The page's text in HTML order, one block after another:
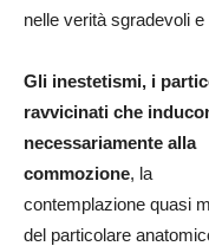
nelle verità sgradevoli
Gli inestetismi, i
ravvicinati che
necessariamente alla
commozione, la
contemplazione quasi
del particolare